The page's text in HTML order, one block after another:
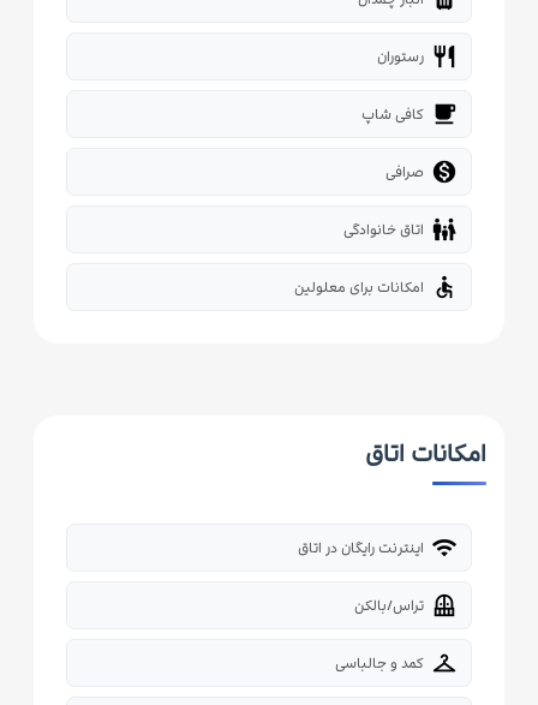
restaurant رستوران
local_cafe کافی شاپ
 صرافی
family_restroom اتاق خانوادگی
accessible امکانات برای معلولین
امکانات اتاق
wifi اینترنت رایگان در اتاق
balcony تراس/بالکن
checkroom کمد و جالباسی